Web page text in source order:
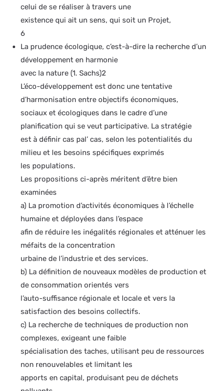
celui de se réaliser à travers une
existence qui ait un sens, qui soit un Projet,
6
La prudence écologique, c’est-à-dire la recherche d’un
développement en harmonie
avec la nature (1. Sachs)2
L’éco-développement est donc une tentative
d’harmonisation entre objectifs économiques,
sociaux et écologiques dans le cadre d’une
planification qui se veut participative. La stratégie
est à définir cas pal’ cas, selon les potentialités du
milieu et les besoins spécifiques exprimés
les populations.
Les propositions ci-après méritent d’être bien
examinées
a) La promotion d’activités économiques à l’échelle
humaine et déployées dans l’espace
afin de réduire les inégalités régionales et atténuer les
méfaits de la concentration
urbaine de l’industrie et des services.
b) La définition de nouveaux modèles de production et
de consommation orientés vers
l’auto-suffisance régionale et locale et vers la
satisfaction des besoins collectifs.
c) La recherche de techniques de production non
complexes, exigeant une faible
spécialisation des taches, utilisant peu de ressources
non renouvelables et limitant les
apports en capital, produisant peu de déchets